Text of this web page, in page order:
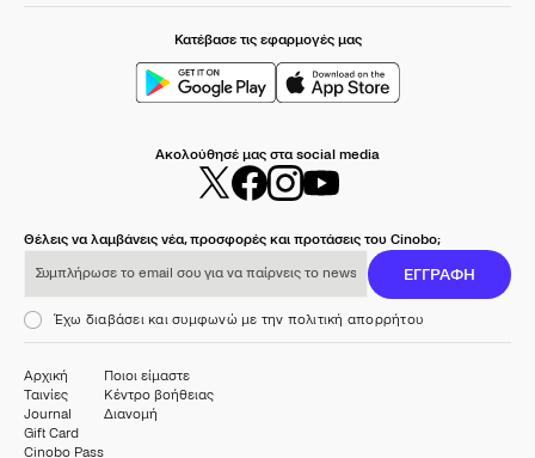
Κατέβασε τις εφαρμογές μας
Ακολούθησέ μας στα social media
Θέλεις να λαμβάνεις νέα, προσφορές και προτάσεις του Cinobo;
ΕΓΓΡΑΦΗ
Έχω διαβάσει και συμφωνώ με την πολιτική απορρήτου
Αρχική
Ταινίες
Journal
Gift Card
Cinobo Pass
Ποιοι είμαστε
Κέντρο βοήθειας
Διανομή